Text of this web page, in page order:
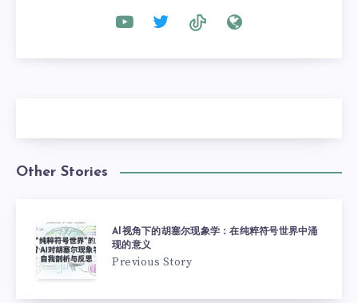
Other Stories
AI视角下的胡塞尔现象学：在纯粹符号世界中涌
现的意义
Previous Story